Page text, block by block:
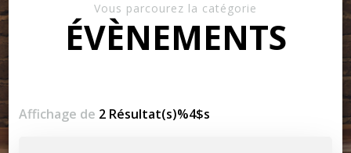
Vous parcourez la catégorie
ÉVÈNEMENTS
Affichage de 2 Résultat(s)%4$s